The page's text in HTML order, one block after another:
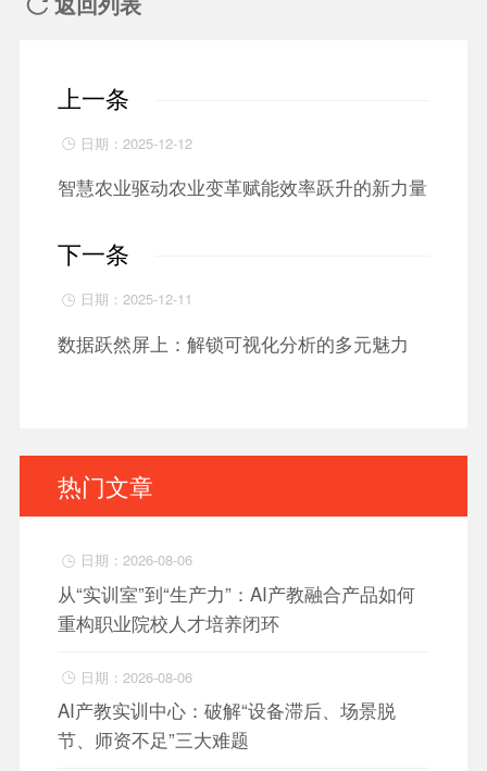

上一条
 日期：2025-12-12
智慧农业驱动农业变革赋能效率跃升的新力量
下一条
 日期：2025-12-11
数据跃然屏上：解锁可视化分析的多元魅力
热门文章
 日期：2026-08-06
从“实训室”到“生产力”：AI产教融合产品如何
重构职业院校人才培养闭环
 日期：2026-08-06
AI产教实训中心：破解“设备滞后、场景脱
节、师资不足”三大难题